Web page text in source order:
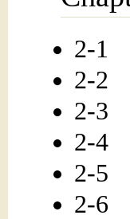
2-1
2-2
2-3
2-4
2-5
2-6